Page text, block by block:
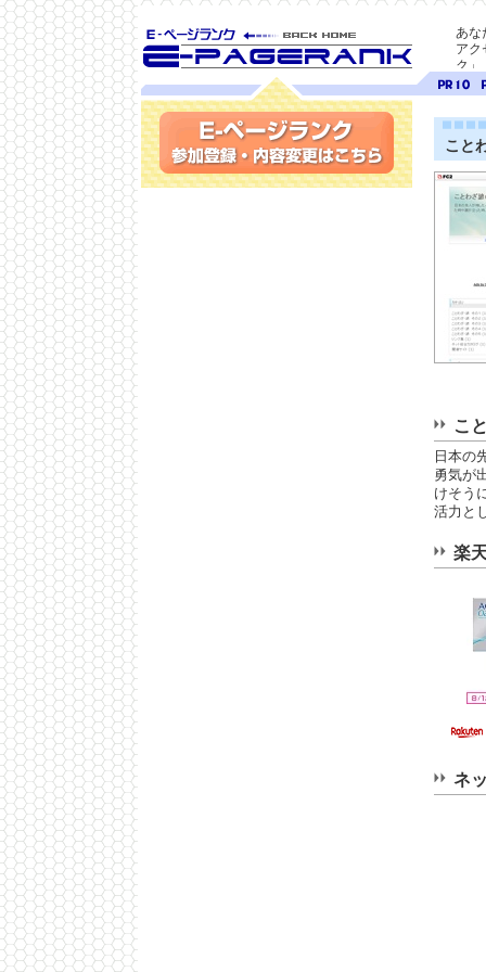
SEO対策に E-ページ
ランク
あな
アク
ク」
ランク
10
9
こと
こ
日本の
勇気が
けそう
活力と
楽
ネ
参加登録(無料)・内容変更